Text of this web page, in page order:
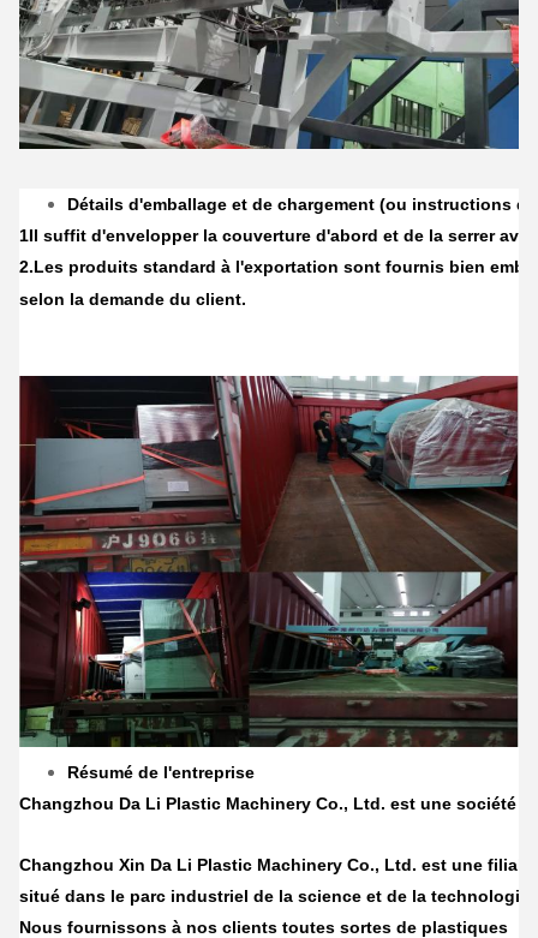
Détails d'emballage et de chargement (ou instructions
1Il suffit d'envelopper la couverture d'abord et de la serrer
2.Les produits standard à l'exportation sont fournis bien
selon la demande du client.
Résumé de l'entreprise
Changzhou Da Li Plastic Machinery Co., Ltd. est une société
Changzhou Xin Da Li Plastic Machinery Co., Ltd. est une
situé dans le parc industriel de la science et de la technologie
Nous fournissons à nos clients toutes sortes de plastiques